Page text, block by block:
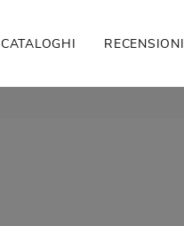
CATALOGHI RECENSIONI